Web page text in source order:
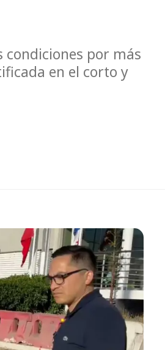
condiciones por más
en el corto y